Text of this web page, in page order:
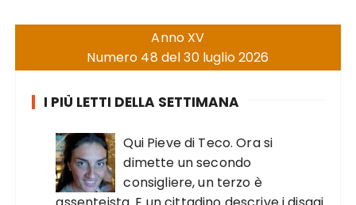
Anno XV
Numero 48 del 30 luglio 2026
I PIÙ LETTI DELLA SETTIMANA
Qui Pieve di Teco. Ora si
dimette un secondo
consigliere, un terzo è